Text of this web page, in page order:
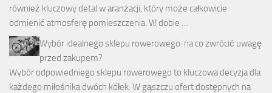
również kluczowy detal w aranżacji, który może całkowicie
odmienić atmosferę pomieszczenia. W dobie …
Wybór idealnego sklepu rowerowego: na co zwrócić uwagę
przed zakupem?
Wybór odpowiedniego sklepu rowerowego to kluczowa decyzja dla
każdego miłośnika dwóch kółek. W gąszczu ofert dostępnych na